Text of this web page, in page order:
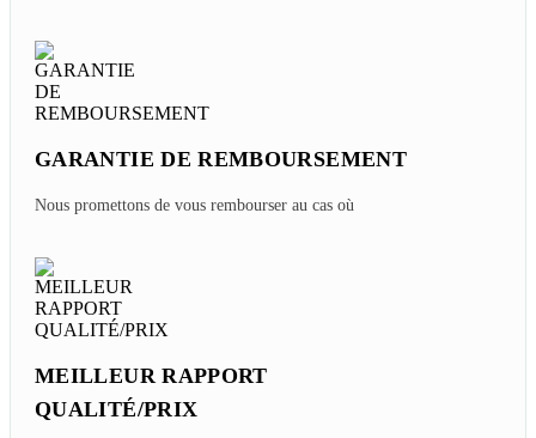
GARANTIE DE REMBOURSEMENT
Nous promettons de vous rembourser au cas où
MEILLEUR RAPPORT
QUALITÉ/PRIX